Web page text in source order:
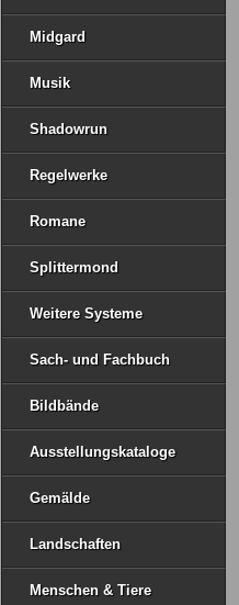
Midgard
Musik
Shadowrun
Regelwerke
Romane
Splittermond
Weitere Systeme
Sach- und Fachbuch
Bildbände
Ausstellungskataloge
Gemälde
Landschaften
Menschen & Tiere